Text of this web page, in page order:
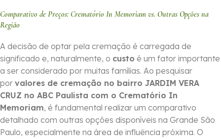
Comparativo de Preços: Crematório In Memoriam vs. Outras Opções na
Região
A decisão de optar pela cremação é carregada de
significado e, naturalmente, o custo é um fator importante
a ser considerado por muitas famílias. Ao pesquisar
por valores de cremação no bairro JARDIM VERA
CRUZ no ABC Paulista com o Crematório In
Memoriam, é fundamental realizar um comparativo
detalhado com outras opções disponíveis na Grande São
Paulo, especialmente na área de influência próxima. O